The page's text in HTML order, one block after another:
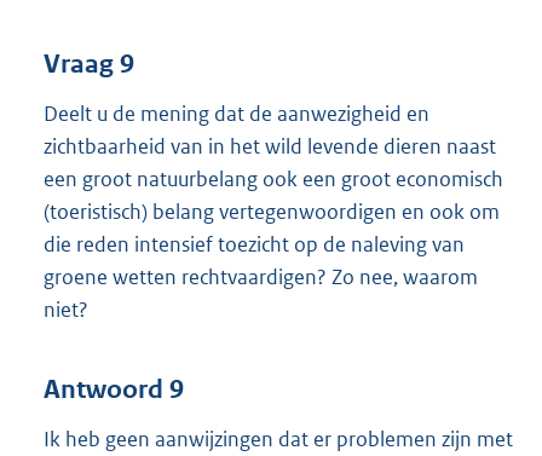
Vraag 9
Deelt u de mening dat de aanwezigheid en
zichtbaarheid van in het wild levende dieren naast
een groot natuurbelang ook een groot economisch
(toeristisch) belang vertegenwoordigen en ook om
die reden intensief toezicht op de naleving van
groene wetten rechtvaardigen? Zo nee, waarom
niet?
Antwoord 9
Ik heb geen aanwijzingen dat er problemen zijn met